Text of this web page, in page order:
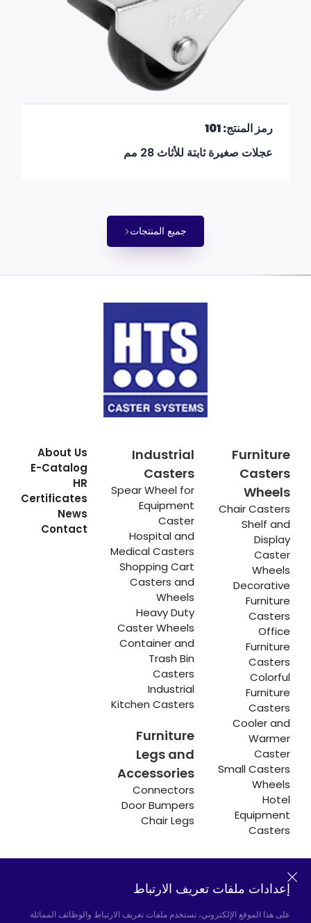
رمز المنتج: 101
عجلات صغيرة ثابتة للأثاث 28 مم
جميع المنتجات
Furniture
Casters
Wheels
Chair Casters
Shelf and
Display
Caster
Wheels
Decorative
Furniture
Casters
Office
Furniture
Casters
Colorful
Furniture
Casters
Cooler and
Warmer
Caster
Small Casters
Wheels
Hotel
Equipment
Casters
Industrial
Casters
Spear Wheel for
Equipment
Caster
Hospital and
Medical Casters
Shopping Cart
Casters and
Wheels
Heavy Duty
Caster Wheels
Container and
Trash Bin
Casters
Industrial
Kitchen Casters
Furniture
Legs and
Accessories
Connectors
Door Bumpers
Chair Legs
About Us
E-Catalog
HR
Certificates
News
Contact
Hadımköy المصنع:
Atatürk Industrial Zone,إعدادات ملفات تعريف الارتباط
على هذا الموقع الإلكتروني، نستخدم ملفات تعريف الارتباط والوظائف المماثلة